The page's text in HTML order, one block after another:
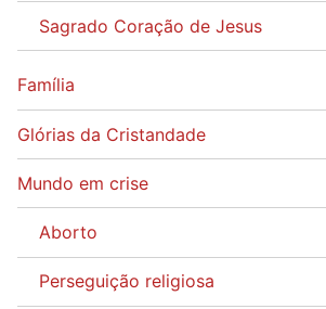
Sagrado Coração de Jesus
Família
Glórias da Cristandade
Mundo em crise
Aborto
Perseguição religiosa